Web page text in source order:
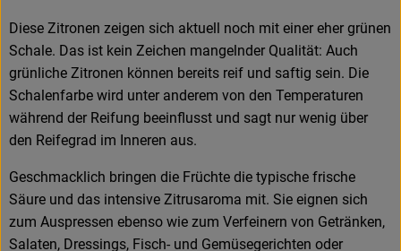
Diese Zitronen zeigen sich aktuell noch mit einer eher grünen
Schale. Das ist kein Zeichen mangelnder Qualität: Auch
grünliche Zitronen können bereits reif und saftig sein. Die
Schalenfarbe wird unter anderem von den Temperaturen
während der Reifung beeinflusst und sagt nur wenig über
den Reifegrad im Inneren aus.
Geschmacklich bringen die Früchte die typische frische
Säure und das intensive Zitrusaroma mit. Sie eignen sich
zum Auspressen ebenso wie zum Verfeinern von Getränken,
Salaten, Dressings, Fisch- und Gemüsegerichten oder